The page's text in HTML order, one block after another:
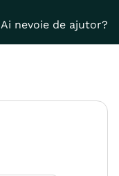
Ai nevoie de ajutor?